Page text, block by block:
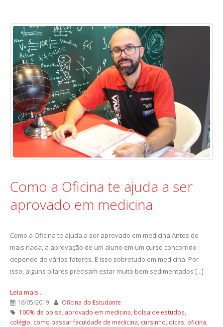
Como a Oficina te ajuda a ser
aprovado em medicina
Como a Oficina te ajuda a ser aprovado em medicina Antes de
mais nada, a aprovação de um aluno em um curso concorrido
depende de vários fatores. E isso sobretudo em medicina. Por
isso, alguns pilares precisam estar muito bem sedimentados [...]
Leia mais...
16/05/2019
Oficina do Estudante
100% de bolsa aprovado em medicina bolsa de estudos
colégio como passar faculdade de medicina cursinho dicas oficina